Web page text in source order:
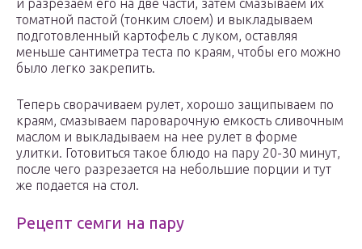
и разрезаем его на две части, затем смазываем их
томатной пастой (тонким слоем) и выкладываем
подготовленный картофель с луком, оставляя
меньше сантиметра теста по краям, чтобы его можно
было легко закрепить.
Теперь сворачиваем рулет, хорошо защипываем по
краям, смазываем пароварочную емкость сливочным
маслом и выкладываем на нее рулет в форме
улитки. Готовиться такое блюдо на пару 20-30 минут,
после чего разрезается на небольшие порции и тут
же подается на стол.
Рецепт семги на пару